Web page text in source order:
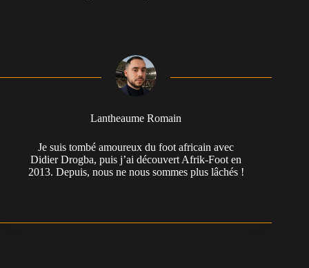
Lantheaume Romain
Je suis tombé amoureux du foot africain avec
Didier Drogba, puis j’ai découvert Afrik-Foot en
2013. Depuis, nous ne nous sommes plus lâchés !